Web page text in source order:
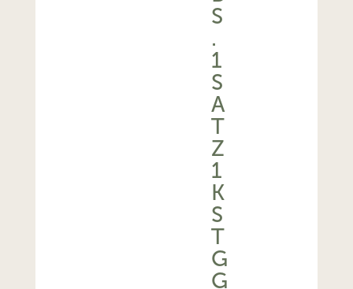
S
.
1
S
A
T
Z
1
K
S
T
G
G